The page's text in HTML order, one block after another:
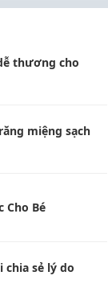
thương cho
miệng sạch
Cho Bé
chia sẻ lý do